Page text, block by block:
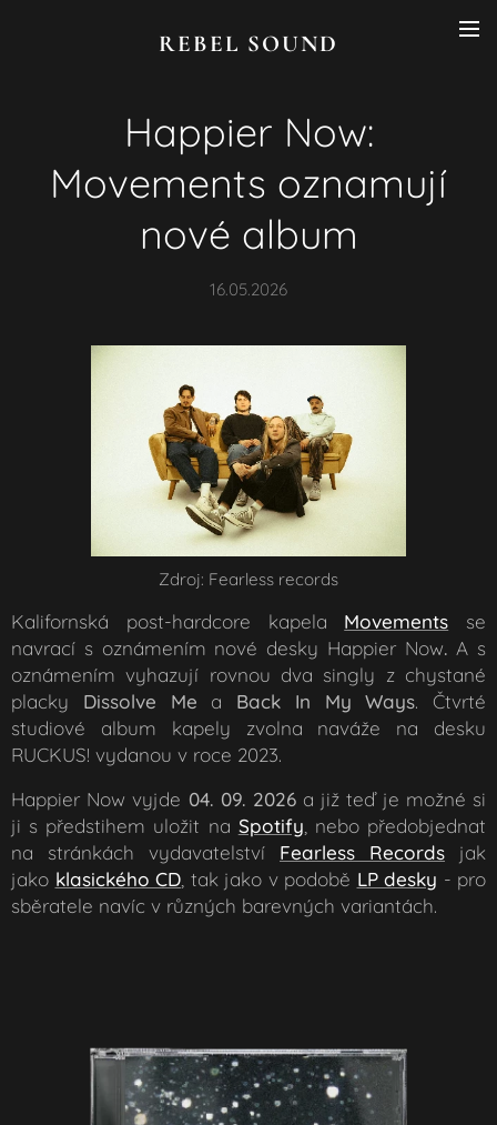
REBEL SOUND
Happier Now:
Movements oznamují
nové album
16.05.2026
Zdroj: Fearless records
Kalifornská post-hardcore kapela Movements se
navrací s oznámením nové desky Happier Now. A s
oznámením vyhazují rovnou dva singly z chystané
placky Dissolve Me a Back In My Ways. Čtvrté
studiové album kapely zvolna naváže na desku
RUCKUS! vydanou v roce 2023.
Happier Now vyjde 04. 09. 2026a již teď je možné si
ji s předstihem uložit na Spotify , nebo předobjednat
na stránkách vydavatelství Fearless Records jak
jako klasického CD , tak jako v podobě LP desky - pro
sběratele navíc v různých barevných variantách.